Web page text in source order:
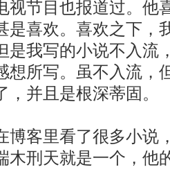
视节目也报道过。他
是喜欢。喜欢之下，
是我写的小说不入流
想所写。虽不入流，
并且是根深蒂固。
客里看了很多小说
木刑天就是一个，他